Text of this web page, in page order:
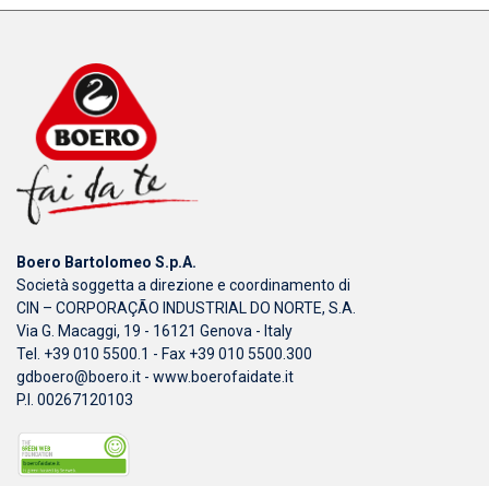
Boero Bartolomeo S.p.A.
Società soggetta a direzione e coordinamento di
CIN – CORPORAÇÃO INDUSTRIAL DO NORTE, S.A.
Via G. Macaggi, 19 - 16121 Genova - Italy
Tel. +39 010 5500.1 - Fax +39 010 5500.300
gdboero@boero.it - www.boerofaidate.it
P.I. 00267120103